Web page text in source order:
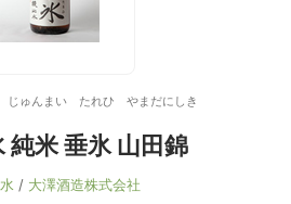
じゅんまい たれひ やまだにしき
純米 垂氷 山田錦
/ 大澤酒造株式会社